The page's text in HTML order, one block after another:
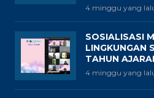
4 minggu yang
SOSIALISASI
LINGKUNGAN
TAHUN
4 minggu yang